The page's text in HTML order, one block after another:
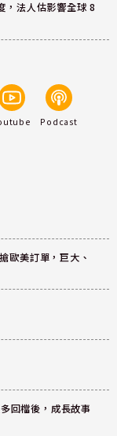
法人估影響全球 8
Podcast
歐美訂單，巨大、
回檔後，成長故事